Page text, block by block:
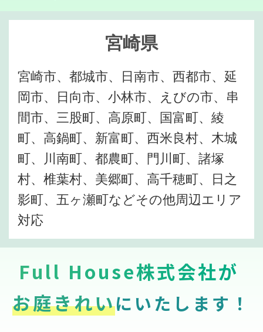
宮崎県
宮崎市、都城市、日南市、西都市、延
岡市、日向市、小林市、えびの市、串
間市、三股町、高原町、国富町、綾
町、高鍋町、新富町、西米良村、木城
町、川南町、都農町、門川町、諸塚
村、椎葉村、美郷町、高千穂町、日之
影町、五ヶ瀬町などその他周辺エリア
対応
Full House株式会社が
お庭きれいにいたします！